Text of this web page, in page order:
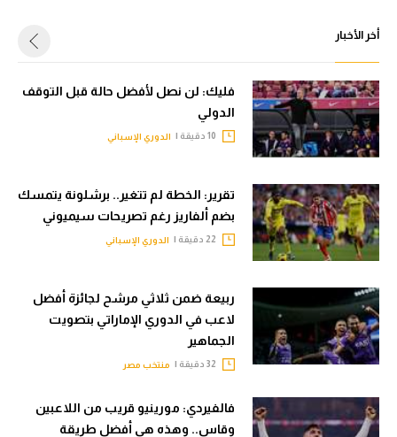
أخر الأخبار
فليك: لن نصل لأفضل حالة قبل التوقف
الدولي
الدوري الإسباني
تقرير: الخطة لم تتغير.. برشلونة يتمسك
بضم ألفاريز رغم تصريحات سيميوني
الدوري الإسباني
ربيعة ضمن ثلاثي مرشح لجائزة أفضل
لاعب في الدوري الإماراتي بتصويت
الجماهير
منتخب مصر
فالفيردي: مورينيو قريب من اللاعبين
وقاس.. وهذه هي أفضل طريقة